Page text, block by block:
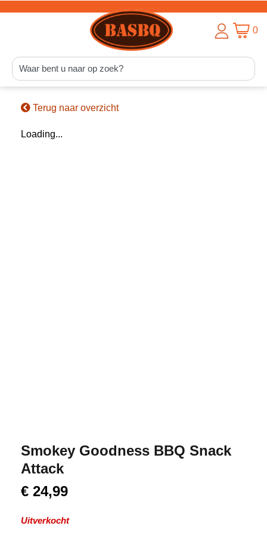
0
Terug naar overzicht
Loading...
Smokey Goodness BBQ Snack
Attack
€ 24,99
Uitverkocht